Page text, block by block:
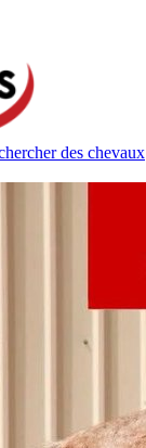
des chevaux